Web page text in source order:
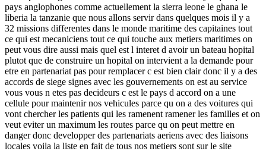
pays anglophones comme actuellement la sierra leone le ghana le
liberia la tanzanie que nous allons servir dans quelques mois il y a
32 missions differentes dans le monde maritime des capitaines tout
ce qui est mecaniciens tout ce qui touche aux metiers maritimes on
peut vous dire aussi mais quel est l interet d avoir un bateau hopital
plutot que de construire un hopital on intervient a la demande pour
etre en partenariat pas pour remplacer c est bien clair donc il y a des
accords de siege signes avec les gouvernements on est au service
vous vous n etes pas decideurs c est le pays d accord on a une
cellule pour maintenir nos vehicules parce qu on a des voitures qui
vont chercher les patients qui les ramenent ramener les familles et on
veut eviter un maximum les routes parce qu on peut mettre en
danger donc developper des partenariats aeriens avec des liaisons
locales voila la liste en fait de tous nos metiers sont sur le site